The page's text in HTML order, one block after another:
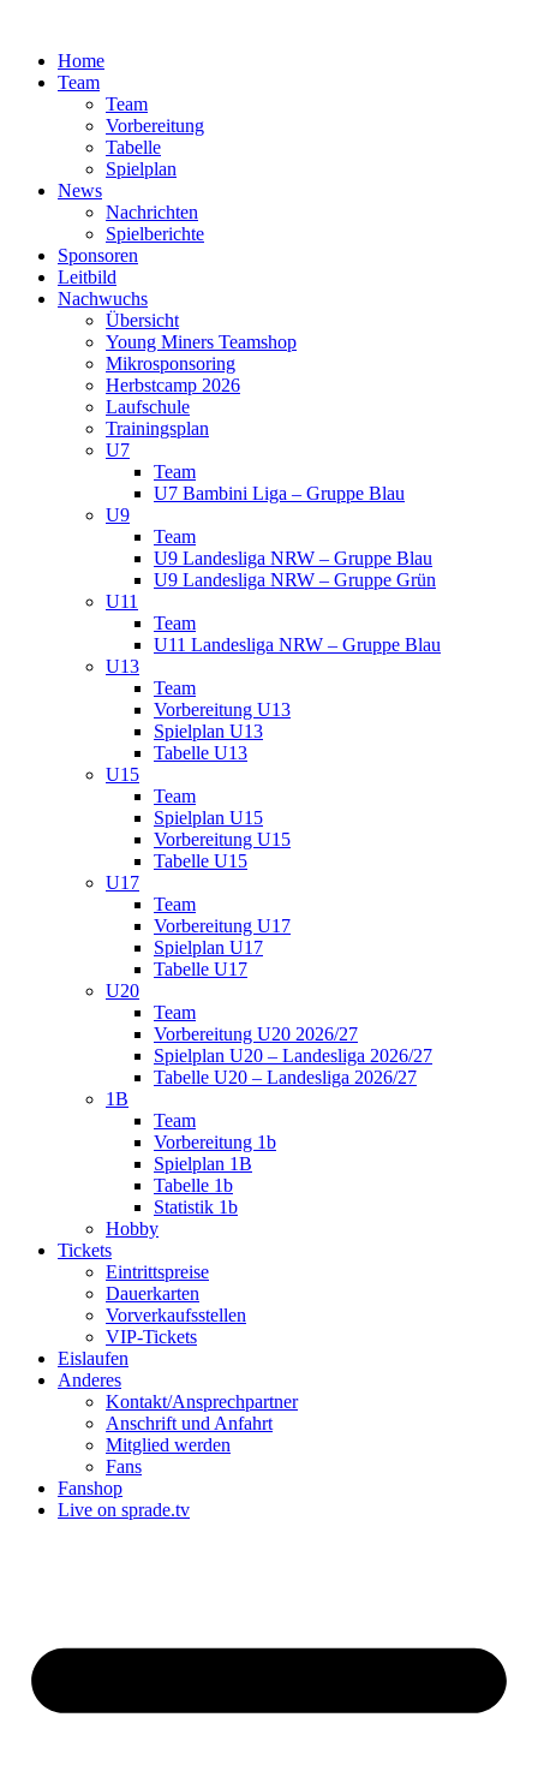
springenHome
Team
Team
Vorbereitung
Tabelle
Spielplan
News
Nachrichten
Spielberichte
Sponsoren
Leitbild
Nachwuchs
Übersicht
Young Miners Teamshop
Mikrosponsoring
Herbstcamp 2026
Laufschule
Trainingsplan
U7
Team
U7 Bambini Liga – Gruppe Blau
U9
Team
U9 Landesliga NRW – Gruppe Blau
U9 Landesliga NRW – Gruppe Grün
U11
Team
U11 Landesliga NRW – Gruppe Blau
U13
Team
Vorbereitung U13
Spielplan U13
Tabelle U13
U15
Team
Spielplan U15
Vorbereitung U15
Tabelle U15
U17
Team
Vorbereitung U17
Spielplan U17
Tabelle U17
U20
Team
Vorbereitung U20 2026/27
Spielplan U20 – Landesliga 2026/27
Tabelle U20 – Landesliga 2026/27
1B
Team
Vorbereitung 1b
Spielplan 1B
Tabelle 1b
Statistik 1b
Hobby
Tickets
Eintrittspreise
Dauerkarten
Vorverkaufsstellen
VIP-Tickets
Eislaufen
Anderes
Kontakt/Ansprechpartner
Anschrift und Anfahrt
Mitglied werden
Fans
Fanshop
Live on sprade.tv